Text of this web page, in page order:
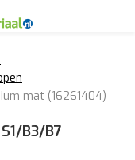
mat (16261404)
B3/B7